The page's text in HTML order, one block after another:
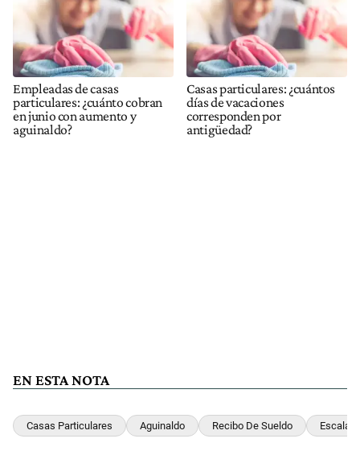
Empleadas de casas
particulares: ¿cuánto cobran
en junio con aumento y
aguinaldo?
Casas particulares: ¿cuántos
días de vacaciones
corresponden por
antigüedad?
EN ESTA NOTA
Casas Particulares Aguinaldo Recibo De Sueldo Escalas